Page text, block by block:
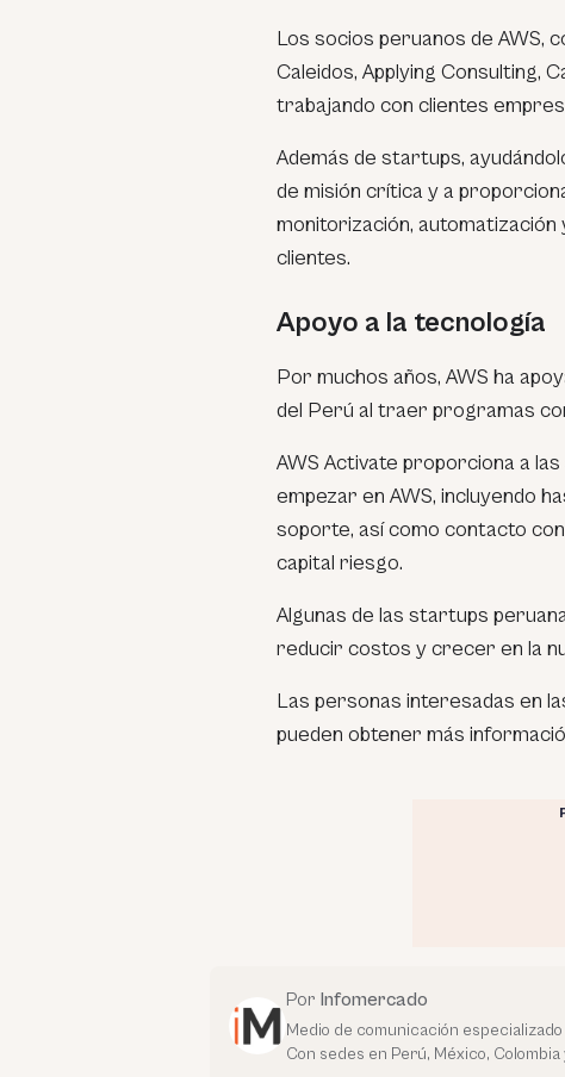
Los socios peruanos de AWS,
Caleidos, Applying Consulting,
trabajando con clientes
Además de startups,
de misión crítica y a
monitorización,
clientes.
Apoyo a la tecnología
Por muchos años, AWS ha
del Perú al traer programas
AWS Activate proporciona a
empezar en AWS, incluyendo
soporte, así como contacto
capital riesgo.
Algunas de las startups
reducir costos y crecer en la
Las personas interesadas en
pueden obtener más
Por Infomercado
Medio de comunicación
Con sedes en Perú, México, Colombia